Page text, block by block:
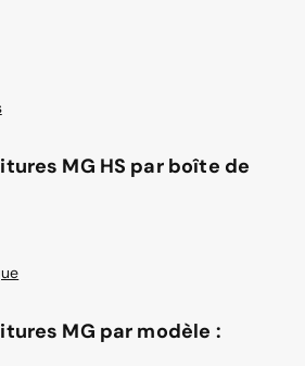
MG HS par boîte de
MG par modèle :